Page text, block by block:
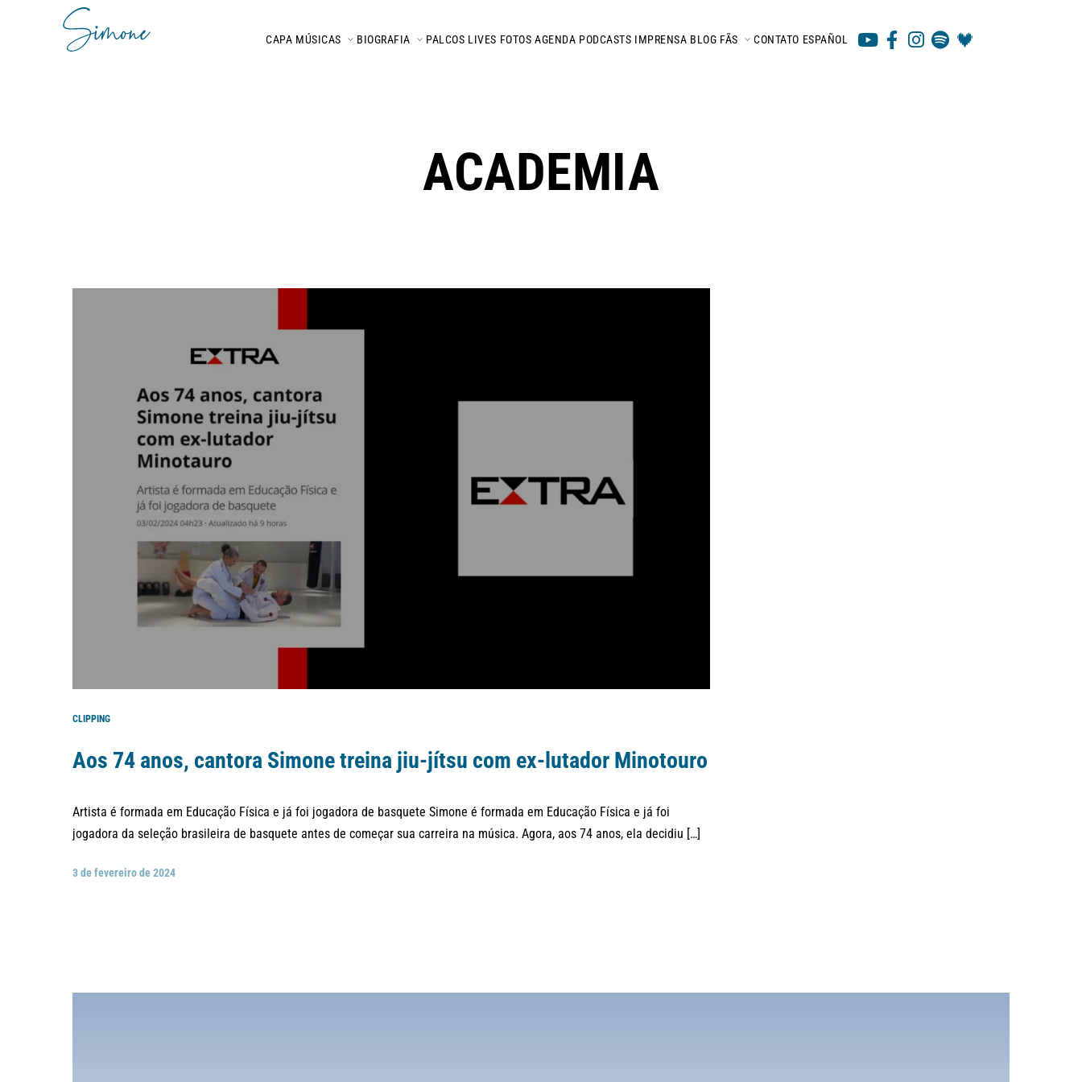
CAPA MÚSICAS BIOGRAFIA PALCOS LIVES FOTOS AGENDA PODCASTS IMPRENSA BLOG FÃS CONTATO ESPAÑOL
ACADEMIA
CLIPPING
Aos 74 anos, cantora Simone treina jiu-jítsu com ex-lutador Minotouro
Artista é formada em Educação Física e já foi jogadora de basquete Simone é formada em Educação Física e já foi
jogadora da seleção brasileira de basquete antes de começar sua carreira na música. Agora, aos 74 anos, ela decidiu […]
3 de fevereiro de 2024